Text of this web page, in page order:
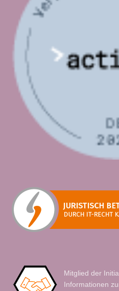
Mitglied der
Informationen